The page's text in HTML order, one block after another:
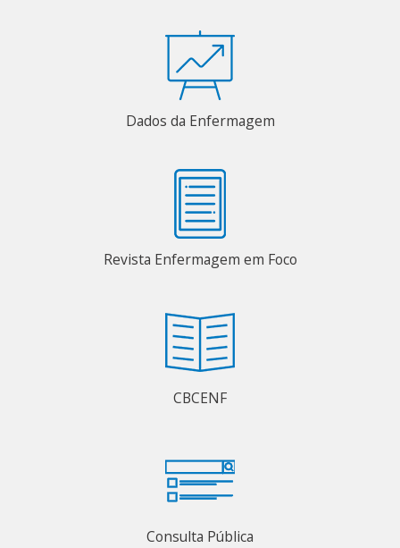
Dados da Enfermagem
Revista Enfermagem em Foco
CBCENF
Consulta Pública